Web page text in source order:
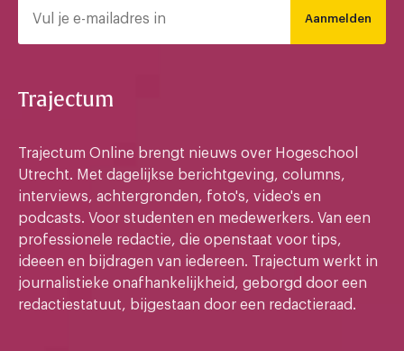
Aanmelden
Trajectum
Trajectum Online brengt nieuws over Hogeschool
Utrecht. Met dagelijkse berichtgeving, columns,
interviews, achtergronden, foto's, video's en
podcasts. Voor studenten en medewerkers. Van een
professionele redactie, die openstaat voor tips,
ideeen en bijdragen van iedereen. Trajectum werkt in
journalistieke onafhankelijkheid, geborgd door een
redactiestatuut, bijgestaan door een redactieraad.